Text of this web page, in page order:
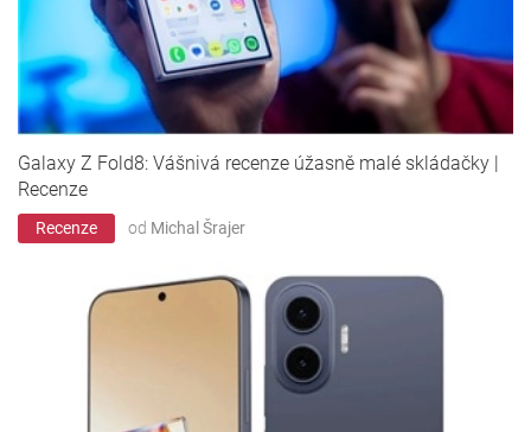
Galaxy Z Fold8: Vášnivá recenze úžasně malé skládačky |
Recenze
Recenze od Michal Šrajer